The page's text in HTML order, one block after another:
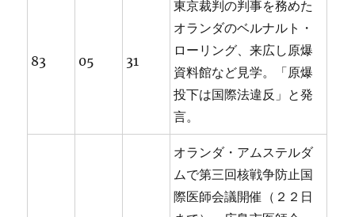
83 05 31
東京裁判の判事を務めた
オランダのベルナルト・
ローリング、来広し原爆
資料館など見学。「原爆
投下は国際法違反」と発
言。
オランダ・アムステルダ
ムで第三回核戦争防止国
際医師会議開催（２２日